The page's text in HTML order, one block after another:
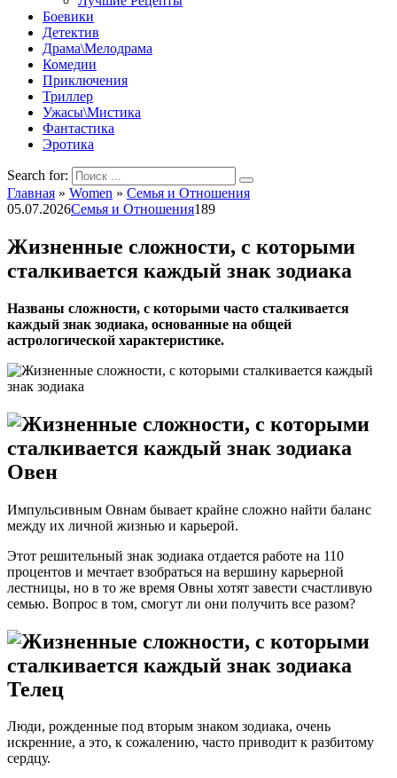
Боевики
Детектив
Драма\Мелодрама
Комедии
Приключения
Триллер
Ужасы\Мистика
Фантастика
Эротика
Search for:
Главная » Women » Семья и Отношения
05.07.2026Семья и Отношения189
Жизненные сложности, с которыми
сталкивается каждый знак зодиака
Названы сложности, с которыми часто сталкивается
каждый знак зодиака, основанные на общей
астрологической характеристике.
Овен
Импульсивным Овнам бывает крайне сложно найти баланс
между их личной жизнью и карьерой.
Этот решительный знак зодиака отдается работе на 110
процентов и мечтает взобраться на вершину карьерной
лестницы, но в то же время Овны хотят завести счастливую
семью. Вопрос в том, смогут ли они получить все разом?
Телец
Люди, рожденные под вторым знаком зодиака, очень
искренние, а это, к сожалению, часто приводит к разбитому
сердцу.